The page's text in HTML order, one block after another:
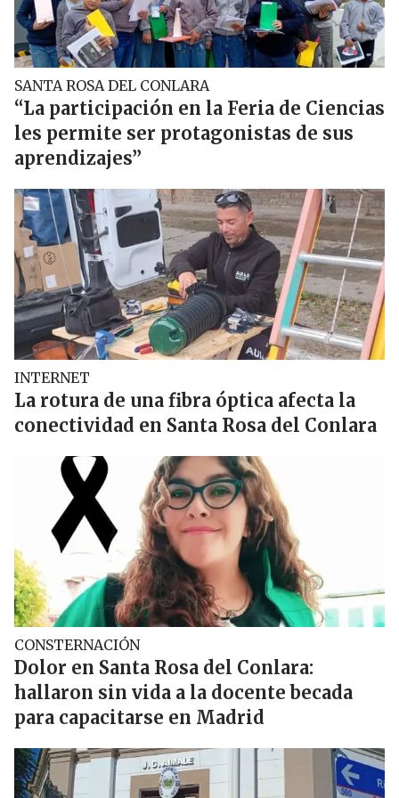
SANTA ROSA DEL CONLARA
“La participación en la Feria de Ciencias
les permite ser protagonistas de sus
aprendizajes”
INTERNET
La rotura de una fibra óptica afecta la
conectividad en Santa Rosa del Conlara
CONSTERNACIÓN
Dolor en Santa Rosa del Conlara:
hallaron sin vida a la docente becada
para capacitarse en Madrid